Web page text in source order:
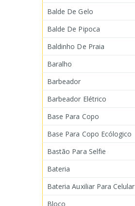
Balde De Gelo
Balde De Pipoca
Baldinho De Praia
Baralho
Barbeador
Barbeador Elétrico
Base Para Copo
Base Para Copo Ecólogico
Bastão Para Selfie
Bateria
Bateria Auxiliar Para Celular
Bloco